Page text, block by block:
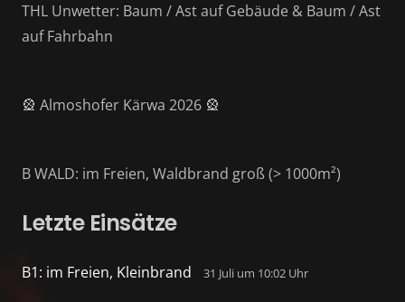
THL Unwetter: Baum / Ast auf Gebäude & Baum / Ast
auf Fahrbahn
🎡 Almoshofer Kärwa 2026 🎡
B WALD: im Freien, Waldbrand groß (> 1000m²)
Letzte Einsätze
B1: im Freien, Kleinbrand 31 Juli um 10:02 Uhr